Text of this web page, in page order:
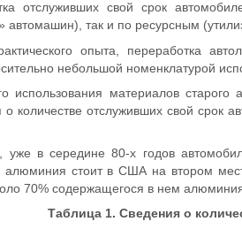
отслуживших свой срок
автомашин), так и по ресурсным
опыта, переработка
небольшой номенклатурой
использования материалов
количестве отслуживших свой срок
в середине 80-х годов
алюминия стоит в США на втором
70% содержащегося в нем
Таблица 1. Сведения о